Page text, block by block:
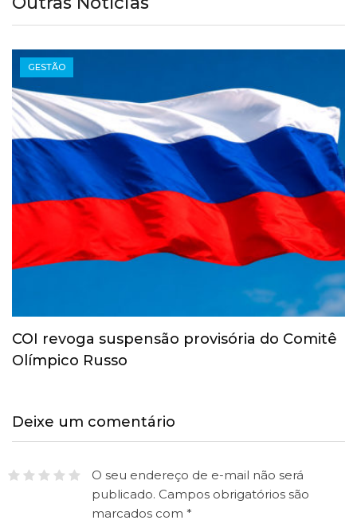
GESTÃO
COI revoga suspensão provisória do Comitê
Olímpico Russo
Deixe um comentário
O seu endereço de e-mail não será
publicado. Campos obrigatórios são
marcados com *